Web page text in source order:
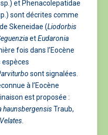
et Phenacolepatidae
sont décrites comme
Skeneidae (Liodorbis
etEudaronia
fois dans l’Eocène
espèces
sont signalées.
à l’Eocène
est proposée :
haunsbergensisTraub,
Velates.